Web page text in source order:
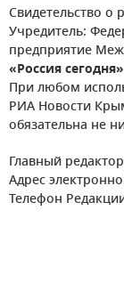
Свидетельство о
Учредитель:
предприятие
«Россия сегодня»
При любом
РИА Новости
обязательна не
Главный
Адрес
Телефон